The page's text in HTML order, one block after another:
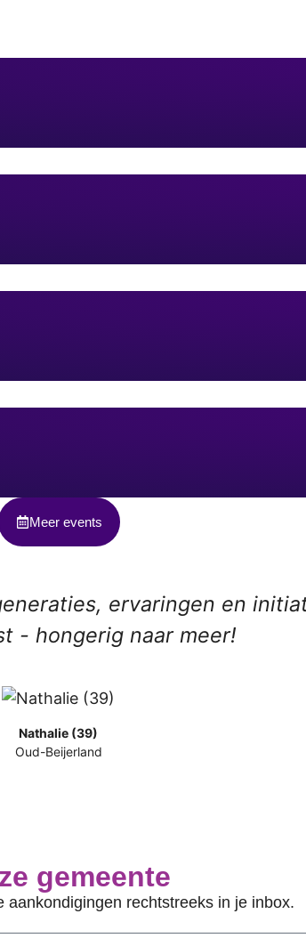
Meer events
ervaringen en
- hongerig naar meer!
Nathalie (39)
Oud-Beijerland
gemeente
rechtstreeks in je inbox.